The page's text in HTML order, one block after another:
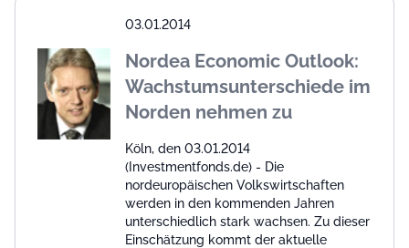
03.01.2014
Nordea Economic Outlook:
Wachstumsunterschiede im
Norden nehmen zu
Köln, den 03.01.2014
(Investmentfonds.de) - Die
nordeuropäischen Volkswirtschaften
werden in den kommenden Jahren
unterschiedlich stark wachsen. Zu dieser
Einschätzung kommt der aktuelle